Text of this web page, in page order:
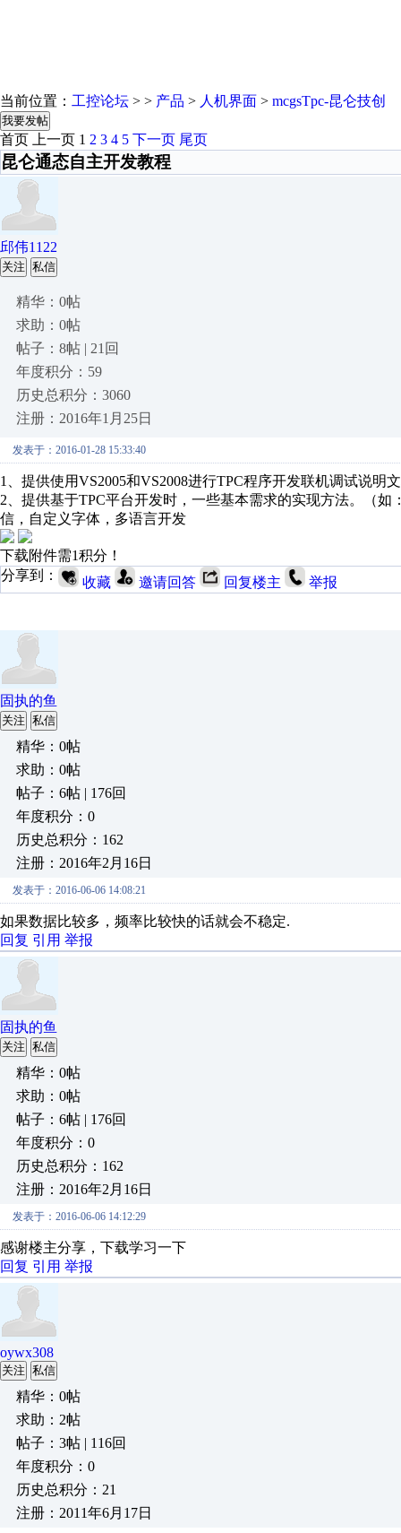
当前位置： 工控论坛 > > 产品 > 人机界面 > mcgsTpc-昆仑技创
我要发帖
首页 上一页 1 2 3 4 5 下一页 尾页
昆仑通态自主开发教程
邱伟1122
关注 私信
精华：0帖
求助：0帖
帖子：8帖 | 21回
年度积分：59
历史总积分：3060
注册：2016年1月25日
发表于：2016-01-28 15:33:40
1、提供使用VS2005和VS2008进行TPC程序开发联机调试说明
2、提供基于TPC平台开发时，一些基本需求的实现方法。（
信，自定义字体，多语言开发
下载附件需1积分！
分享到：
收藏 邀请回答 回复楼主 举报
固执的鱼
关注 私信
精华：0帖
求助：0帖
帖子：6帖 | 176回
年度积分：0
历史总积分：162
注册：2016年2月16日
发表于：2016-06-06 14:08:21
如果数据比较多，频率比较快的话就会不稳定.
回复 引用 举报
固执的鱼
关注 私信
精华：0帖
求助：0帖
帖子：6帖 | 176回
年度积分：0
历史总积分：162
注册：2016年2月16日
发表于：2016-06-06 14:12:29
感谢楼主分享，下载学习一下
回复 引用 举报
oywx308
关注 私信
精华：0帖
求助：2帖
帖子：3帖 | 116回
年度积分：0
历史总积分：21
注册：2011年6月17日